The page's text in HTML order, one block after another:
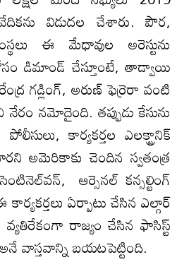
విడుదల చేశారు. పౌర,
ఈ మేధావుల అరెస్టును
డిమాండ్ చేస్తూంటే, తాడ్వాయి
గడ్లింగ్, అరుణ్ ఫెర్రెరా వంటి
నమోదైంది. తప్పుడు కేసును
కార్యకర్తల ఎలక్ట్రానిక్
అమెరికాకు చెందిన స్వతంత్ర
ఆర్సెనల్ కన్సల్టింగ్
ఏర్పాటు చేసిన ఎల్గార్
రాజ్యం చేసిన ఫాసిస్ట్
వాస్తవాన్ని బయటపెట్టింది.